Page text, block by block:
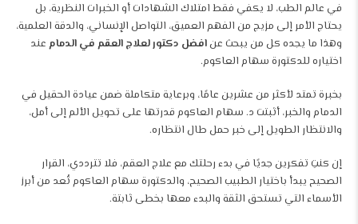
في عالم الطب، لا يكفي فقط امتلاك الشهادات أو الخبرات النظرية، بل
يحتاج الأمر إلى مزيج من الفهم العميق، التواصل الإنساني، والدقة العلمية،
وهذا ما يجده كل من يبحث عنافضل دكتور لعلاج العقم في الدمام عند
اختياره للدكتورة سهام العاكوم.
بخبرة تمتد لأكثر من عشرين عامًا، وبرعاية متكاملة ضمن عيادة الحقيل في
الدمام والخبر، أثبتت د. سهام العاكوم قدرتها على تحويل الألم إلى أمل،
والانتظار الطويل إلى خبر حمل طال انتظاره.
إن كنتِ تفكرين جديًا في بدء رحلتك مع علاج العقم، فلا تترددي، القرار
الصحيح يبدأ باختيار الطبيب الصحيح، والدكتورة سهام العاكوم تُعد من أبرز
الأسماء التي تستحق الثقة والبدء معها بخطى ثابتة.